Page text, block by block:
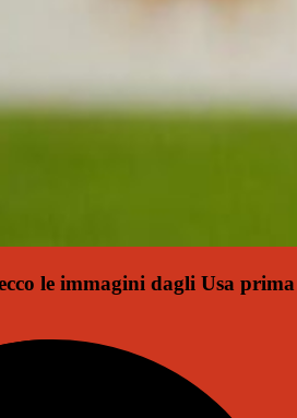
le immagini dagli Usa prima